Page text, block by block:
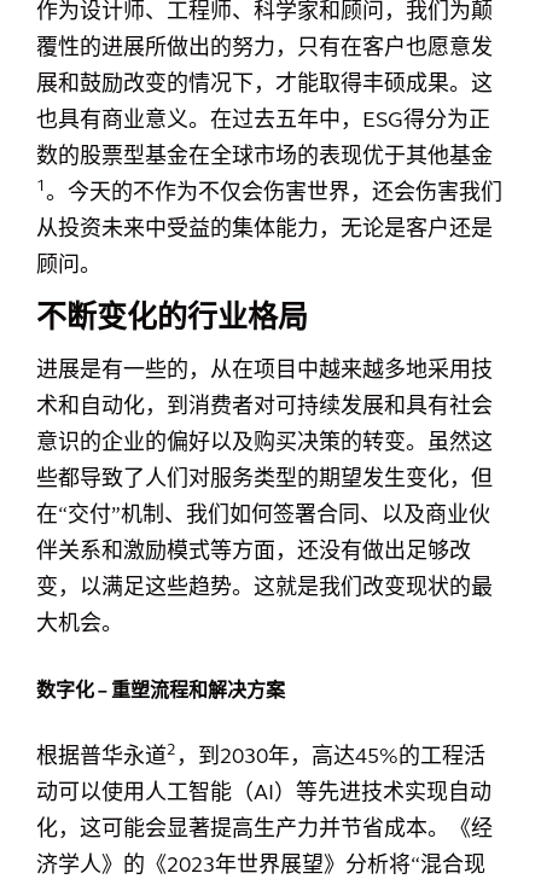
作为设计师、工程师、科学家和顾问，我们为颠
覆性的进展所做出的努力，只有在客户也愿意发
展和鼓励改变的情况下，才能取得丰硕成果。这
也具有商业意义。在过去五年中，ESG得分为正
数的股票型基金在全球市场的表现优于其他基金
1 。今天的不作为不仅会伤害世界，还会伤害我们
从投资未来中受益的集体能力，无论是客户还是
顾问。
不断变化的行业格局
进展是有一些的，从在项目中越来越多地采用技
术和自动化，到消费者对可持续发展和具有社会
意识的企业的偏好以及购买决策的转变。虽然这
些都导致了人们对服务类型的期望发生变化，但
在“交付”机制、我们如何签署合同、以及商业伙
伴关系和激励模式等方面，还没有做出足够改
变，以满足这些趋势。这就是我们改变现状的最
大机会。
数字化 – 重塑流程和解决方案
根据普华永道2 ，到2030年，高达45%的工程活
动可以使用人工智能（AI）等先进技术实现自动
化，这可能会显著提高生产力并节省成本。《经
济学人》的《2023年世界展望》分析将“混合现